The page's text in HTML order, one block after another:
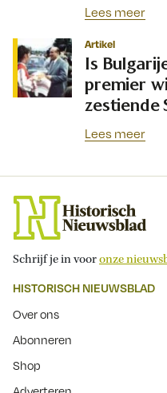
Lees meer
Artikel
Is
premier
zestiende
Lees meer
Schrijf je in vooronze
HISTORISCH NIEUWSBLAD
Over ons
Abonneren
Shop